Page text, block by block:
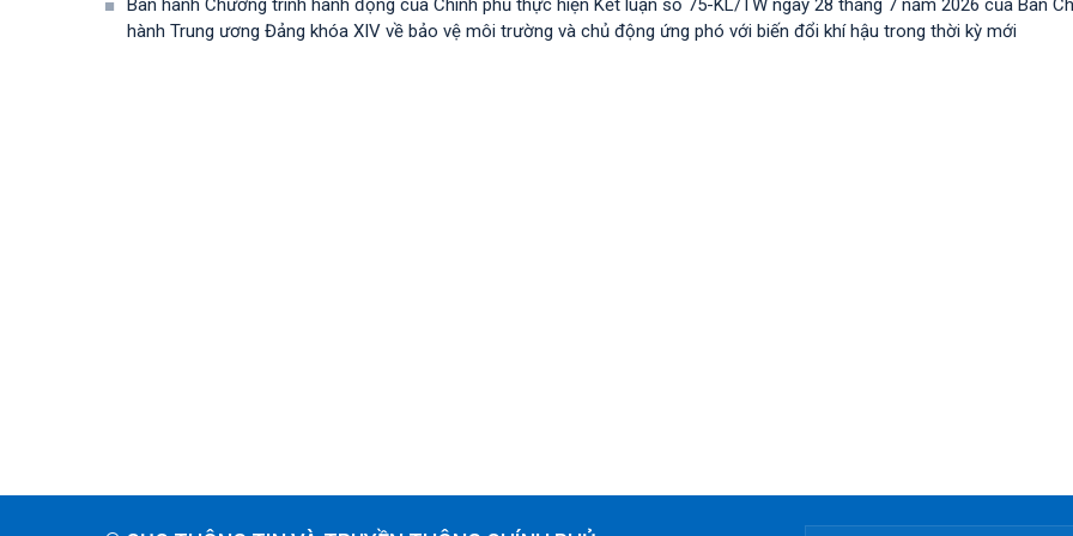
Ban hành Chương trình hành động của Chính phủ thực hiện Kết luận số 75-KL/TW ngày 28 tháng 7 năm 2026 của Ban
hành Trung ương Đảng khóa XIV về bảo vệ môi trường và chủ động ứng phó với biến đổi khí hậu trong thời kỳ mới